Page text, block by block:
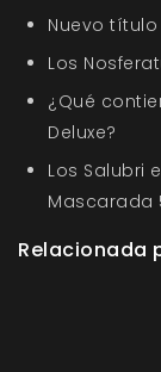
Nuevo
Los
¿Qué
Deluxe?
Los Salubri
Mascarada
Relacionada